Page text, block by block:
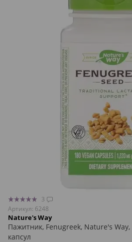
3
Артикул: 6248
Nature's Way
Пажитник, Fenugreek, Nature's Way,
капсул